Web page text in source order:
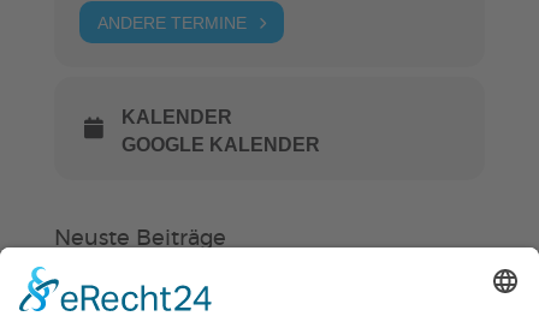
ANDERE TERMINE
KALENDER
GOOGLE KALENDER
Neuste Beiträge
Verein